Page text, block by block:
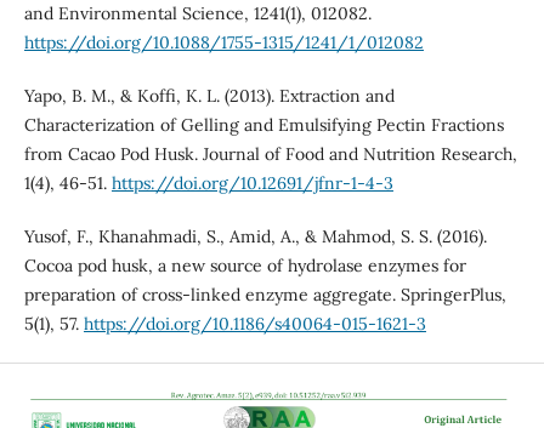
and Environmental Science, 1241(1), 012082.
https://doi.org/10.1088/1755-1315/1241/1/012082
Yapo, B. M., & Koffi, K. L. (2013). Extraction and
Characterization of Gelling and Emulsifying Pectin Fractions
from Cacao Pod Husk. Journal of Food and Nutrition Research,
1(4), 46-51. https://doi.org/10.12691/jfnr-1-4-3
Yusof, F., Khanahmadi, S., Amid, A., & Mahmod, S. S. (2016).
Cocoa pod husk, a new source of hydrolase enzymes for
preparation of cross-linked enzyme aggregate. SpringerPlus,
5(1), 57. https://doi.org/10.1186/s40064-015-1621-3